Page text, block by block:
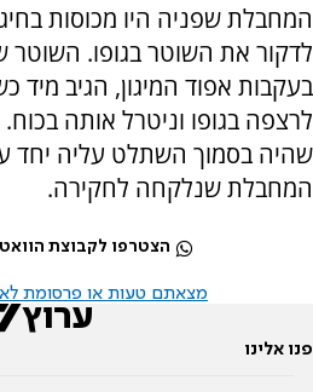
המחבלת שפניה היו מכוסות
לדקור את השוטר בגופו.
בעקבות אפוד המיגון, הגיב
לרצפה בגופו וניטרל אותה
שהיה בסמוך השתלט עליה יחד
המחבלת שנלקחה לחקירה.
הצטרפו לקבוצת
מצאתם טעות או פרסומת לא
פנו אלינו